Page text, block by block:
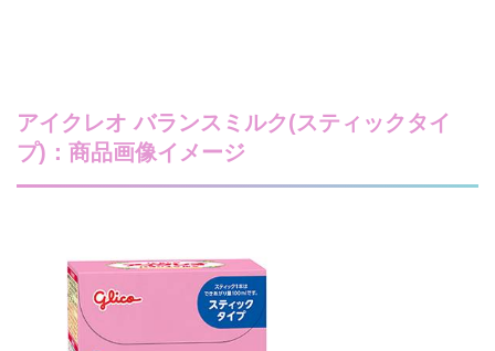
アイクレオ バランスミルク(スティックタイ
プ)：商品画像イメージ